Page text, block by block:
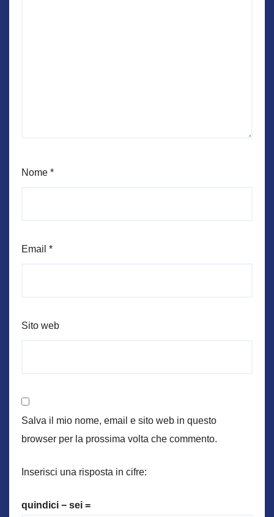
Nome *
Email *
Sito web
Salva il mio nome, email e sito web in questo
browser per la prossima volta che commento.
Inserisci una risposta in cifre:
quindici − sei =